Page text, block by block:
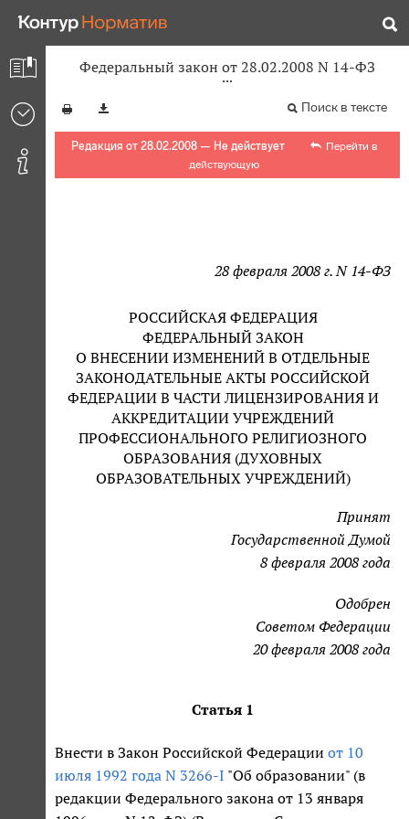
Федеральный закон от 28.02.2008 N 14-ФЗ
Поиск в тексте
Редакция от 28.02.2008 — Не действует
Перейти в
действующую
28 февраля 2008 г. N 14-ФЗ
РОССИЙСКАЯ ФЕДЕРАЦИЯ
ФЕДЕРАЛЬНЫЙ ЗАКОН
О ВНЕСЕНИИ ИЗМЕНЕНИЙ В ОТДЕЛЬНЫЕ
ЗАКОНОДАТЕЛЬНЫЕ АКТЫ РОССИЙСКОЙ
ФЕДЕРАЦИИ В ЧАСТИ ЛИЦЕНЗИРОВАНИЯ И
АККРЕДИТАЦИИ УЧРЕЖДЕНИЙ
ПРОФЕССИОНАЛЬНОГО РЕЛИГИОЗНОГО
ОБРАЗОВАНИЯ (ДУХОВНЫХ
ОБРАЗОВАТЕЛЬНЫХ УЧРЕЖДЕНИЙ)
Принят
Государственной Думой
8 февраля 2008 года
Одобрен
Советом Федерации
20 февраля 2008 года
Статья 1
Внести в Закон Российской Федерации от 10
июля 1992 года N 3266-I "Об образовании" (в
редакции Федерального закона от 13 января